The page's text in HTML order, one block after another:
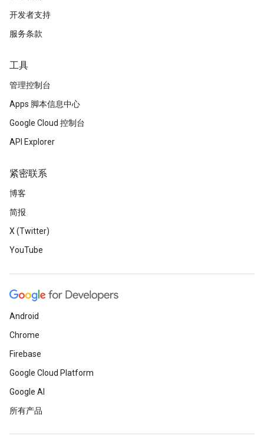
开发者支持
服务条款
工具
管理控制台
Apps 脚本信息中心
Google Cloud 控制台
API Explorer
紧密联系
博客
简报
X (Twitter)
YouTube
Android
Chrome
Firebase
Google Cloud Platform
Google AI
所有产品